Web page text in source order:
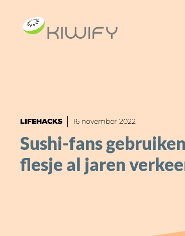
LIFEHACKS 16 november 2022
Sushi-fans
flesje al jaren